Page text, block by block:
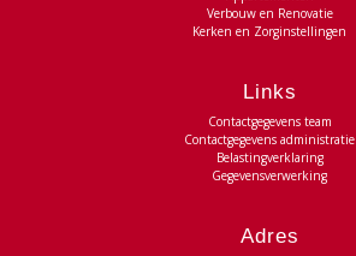
Verbouw en Renovatie
Kerken en Zorginstellingen
Links
Contactgegevens team
Contactgegevens administratie
Belastingverklaring
Gegevensverwerking
Adres